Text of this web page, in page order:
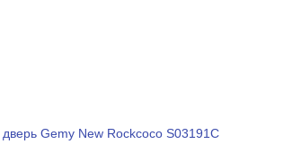
Gemy New Rockcoco S03191C